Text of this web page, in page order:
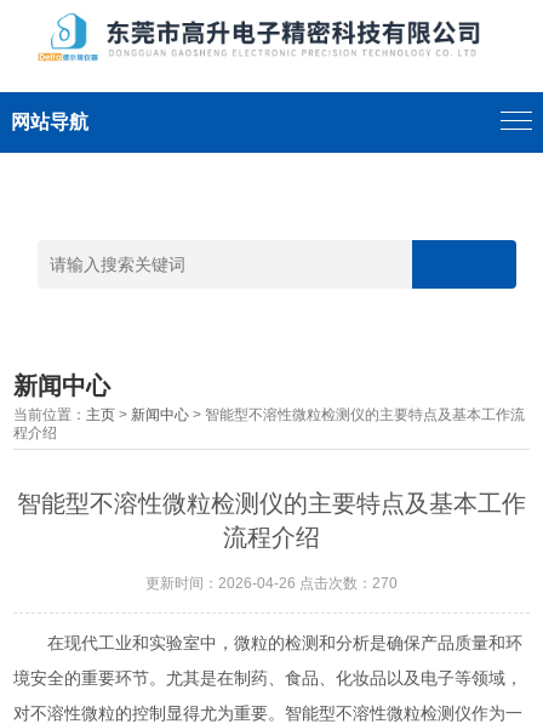
网站导航
新闻中心
当前位置： 主页 > 新闻中心 > 智能型不溶性微粒检测仪的主要特点及基本工作流
程介绍
智能型不溶性微粒检测仪的主要特点及基本工作
流程介绍
更新时间：2026-04-26 点击次数：270
在现代工业和实验室中，微粒的检测和分析是确保产品质量和环
境安全的重要环节。尤其是在制药、食品、化妆品以及电子等领域，
对不溶性微粒的控制显得尤为重要。智能型不溶性微粒检测仪作为一